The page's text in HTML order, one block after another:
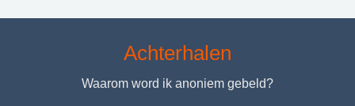
Achterhalen
Waarom word ik anoniem gebeld?